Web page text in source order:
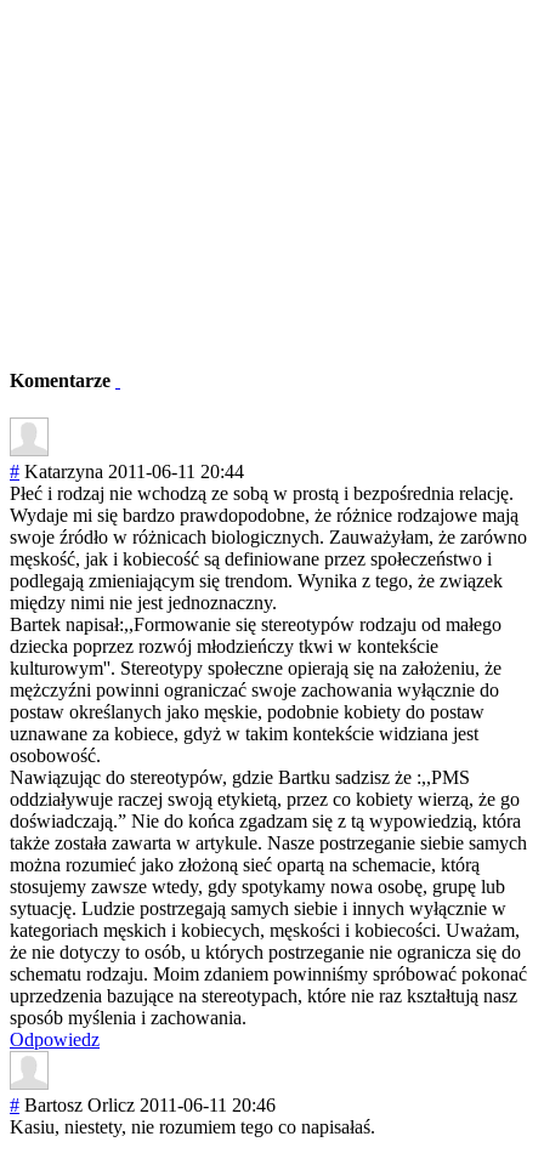
Komentarze
# Katarzyna 2011-06-11 20:44
Płeć i rodzaj nie wchodzą ze sobą w prostą i bezpośrednia relację.
Wydaje mi się bardzo prawdopodobne, że różnice rodzajowe mają
swoje źródło w różnicach biologicznych. Zauważyłam, że zarówno
męskość, jak i kobiecość są definiowane przez społeczeństwo i
podlegają zmieniającym się trendom. Wynika z tego, że związek
między nimi nie jest jednoznaczny.
Bartek napisał:,,Formowanie się stereotypów rodzaju od małego
dziecka poprzez rozwój młodzieńczy tkwi w kontekście
kulturowym''. Stereotypy społeczne opierają się na założeniu, że
mężczyźni powinni ograniczać swoje zachowania wyłącznie do
postaw określanych jako męskie, podobnie kobiety do postaw
uznawane za kobiece, gdyż w takim kontekście widziana jest
osobowość.
Nawiązując do stereotypów, gdzie Bartku sadzisz że :,,PMS
oddziaływuje raczej swoją etykietą, przez co kobiety wierzą, że go
doświadczają.” Nie do końca zgadzam się z tą wypowiedzią, która
także została zawarta w artykule. Nasze postrzeganie siebie samych
można rozumieć jako złożoną sieć opartą na schemacie, którą
stosujemy zawsze wtedy, gdy spotykamy nowa osobę, grupę lub
sytuację. Ludzie postrzegają samych siebie i innych wyłącznie w
kategoriach męskich i kobiecych, męskości i kobiecości. Uważam,
że nie dotyczy to osób, u których postrzeganie nie ogranicza się do
schematu rodzaju. Moim zdaniem powinniśmy spróbować pokonać
uprzedzenia bazujące na stereotypach, które nie raz kształtują nasz
sposób myślenia i zachowania.
Odpowiedz
# Bartosz Orlicz 2011-06-11 20:46
Kasiu, niestety, nie rozumiem tego co napisałaś.